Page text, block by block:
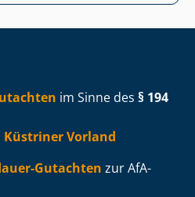
im Sinne des § 194
Vorland
Gutachten zur AfA-